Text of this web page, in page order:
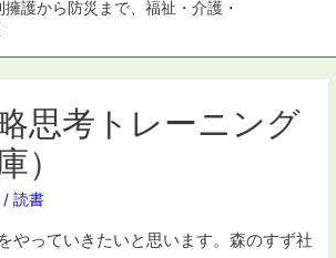
擁護から防災まで、福祉・介護・
ニ
思考トレーニング
）
/読書
やっていきたいと思います。森のすず社